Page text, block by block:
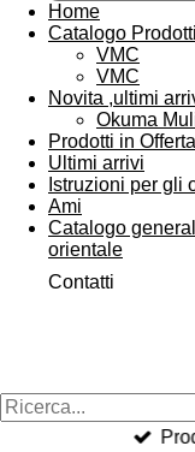
Home
Catalogo
VMC
VMC
Novita ,ultimi
Okuma
Prodotti in Offerta
Ultimi arrivi
Istruzioni per gli
Ami
Catalogo
orientale
Contatti